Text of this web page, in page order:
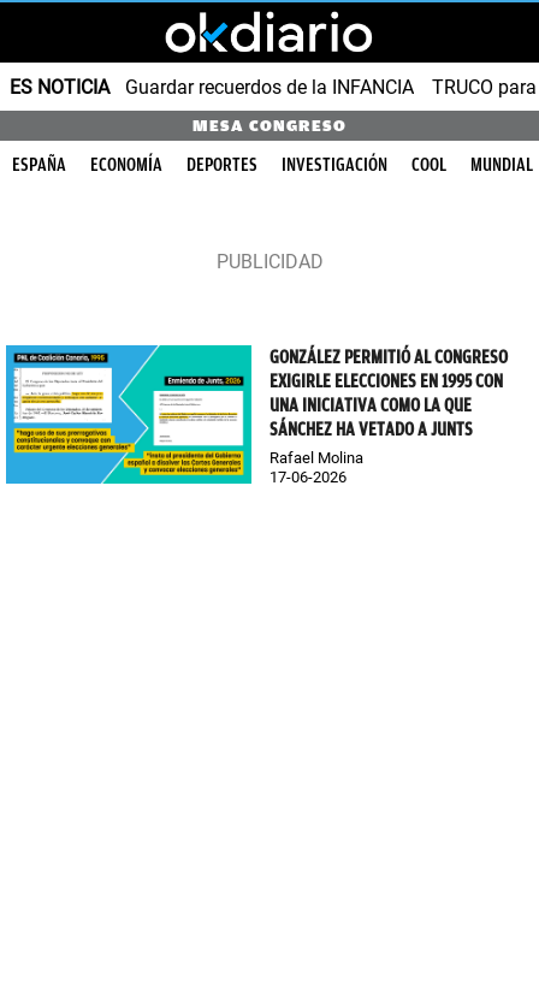
ES NOTICIA Guardar recuerdos de la INFANCIA TRUCO
MESA CONGRESO
ESPAÑA ECONOMÍA DEPORTES INVESTIGACIÓN COOL MUNDIAL
GONZÁLEZ PERMITIÓ AL CONGRESO
EXIGIRLE ELECCIONES EN 1995 CON
UNA INICIATIVA COMO LA QUE
SÁNCHEZ HA VETADO A JUNTS
Rafael Molina
17-06-2026